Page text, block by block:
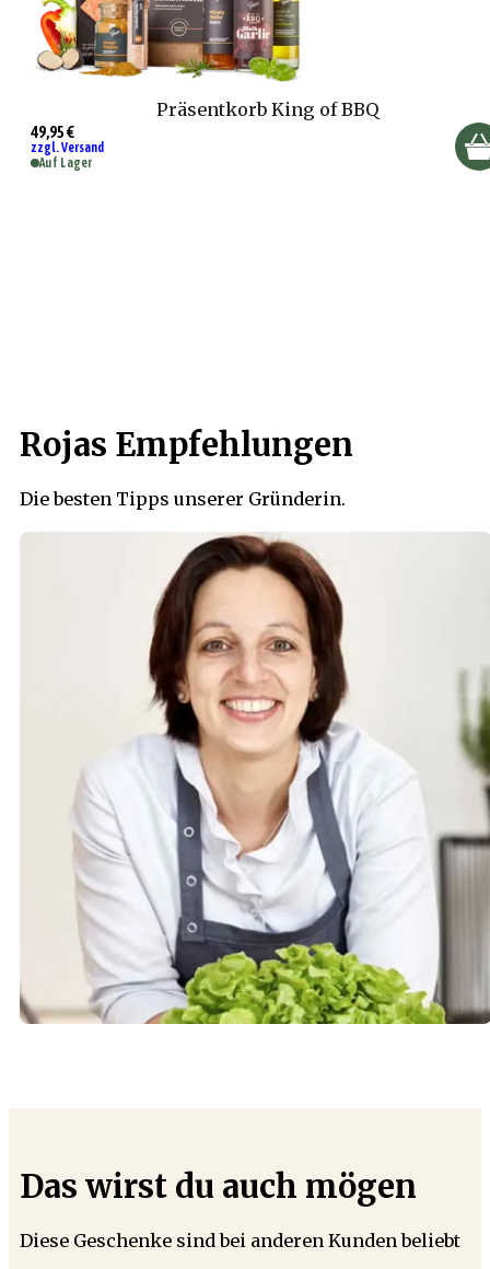
Präsentkorb King of BBQ
49,95 €
zzgl. Versand
Auf Lager
Rojas Empfehlungen
Die besten Tipps unserer Gründerin.
Das wirst du auch mögen
Diese Geschenke sind bei anderen Kunden beliebt